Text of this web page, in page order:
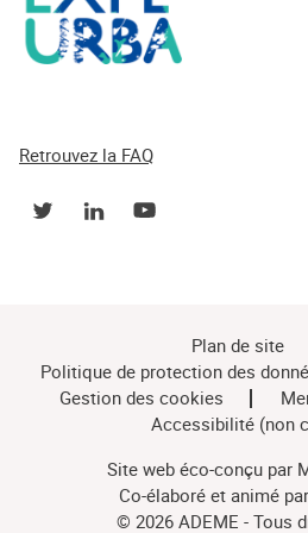
Retrouvez la FAQ
Plan de site
Politique de protection des
Gestion des cookies
Accessibilité (non
Site web éco-conçu par
Co-élaboré et animé par
© 2026 ADEME - Tous